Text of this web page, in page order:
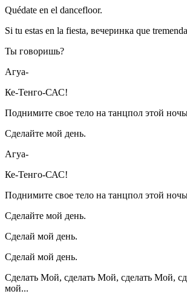
Quédate en el dancefloor.
Si tu estas en la fiesta, вечеринка que
Ты говоришь?
Агуа-
Ке-Тенго-САС!
Поднимите свое тело на танцпол этой
Сделайте мой день.
Агуа-
Ке-Тенго-САС!
Поднимите свое тело на танцпол этой
Сделайте мой день.
Сделай мой день.
Сделай мой день.
Сделать Мой, сделать Мой, сделать Мой,
мой...